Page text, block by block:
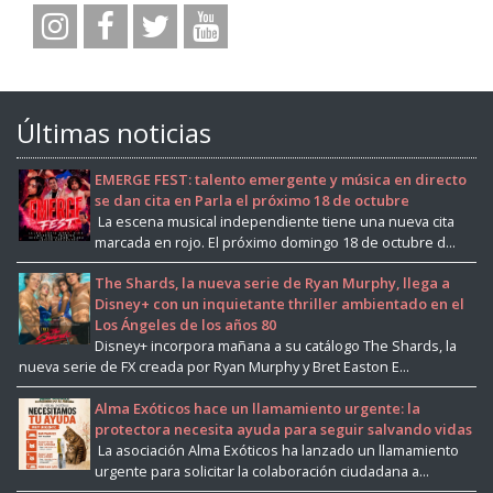
Últimas noticias
EMERGE FEST: talento emergente y música en directo
se dan cita en Parla el próximo 18 de octubre
La escena musical independiente tiene una nueva cita
marcada en rojo. El próximo domingo 18 de octubre d...
The Shards, la nueva serie de Ryan Murphy, llega a
Disney+ con un inquietante thriller ambientado en el
Los Ángeles de los años 80
Disney+ incorpora mañana a su catálogo The Shards, la
nueva serie de FX creada por Ryan Murphy y Bret Easton E...
Alma Exóticos hace un llamamiento urgente: la
protectora necesita ayuda para seguir salvando vidas
La asociación Alma Exóticos ha lanzado un llamamiento
urgente para solicitar la colaboración ciudadana a...